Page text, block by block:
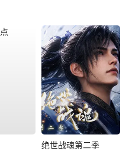
绝世战魂第二季